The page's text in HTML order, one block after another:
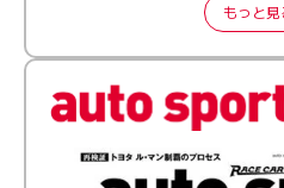
もっと見